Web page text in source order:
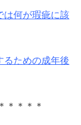
は何が瑕疵に該
るための成年後
＊＊＊＊